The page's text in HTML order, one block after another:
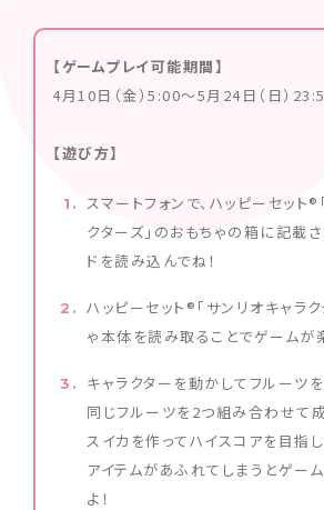
【ゲームプレイ可能期間】
4月10日（金）5:00～5月24日（日）
【遊び方】
スマートフォンで、ハッピーセット®
クターズ」のおもちゃの箱に記載
ドを読み込んでね！
ハッピーセット®「サンリオキャラ
ゃ本体を読み取ることでゲーム
キャラクターを動かしてフルーツ
同じフルーツを2つ組み合わせて
スイカを作ってハイスコアを目指
アイテムがあふれてしまうとゲー
よ！